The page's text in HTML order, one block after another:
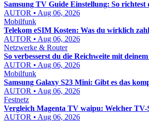
Samsung TV Guide Einstellung: So
AUTOR • Aug 06, 2026
Mobilfunk
Telekom eSIM Kosten: Was du wirklich
AUTOR • Aug 06, 2026
Netzwerke & Router
So verbesserst du die Reichweite mit
AUTOR • Aug 06, 2026
Mobilfunk
Samsung Galaxy S23 Mini: Gibt es das
AUTOR • Aug 06, 2026
Festnetz
Vergleich Magenta TV waipu: Welcher
AUTOR • Aug 06, 2026